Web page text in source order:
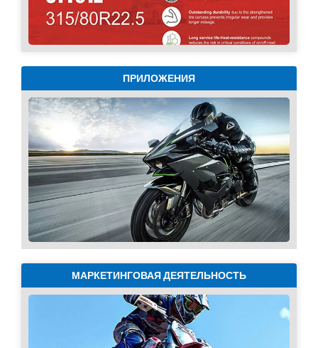
ПРИЛОЖЕНИЯ
МАРКЕТИНГОВАЯ ДЕЯТЕЛЬНОСТЬ